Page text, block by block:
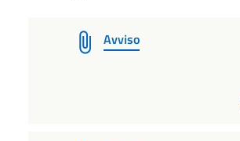
Avviso